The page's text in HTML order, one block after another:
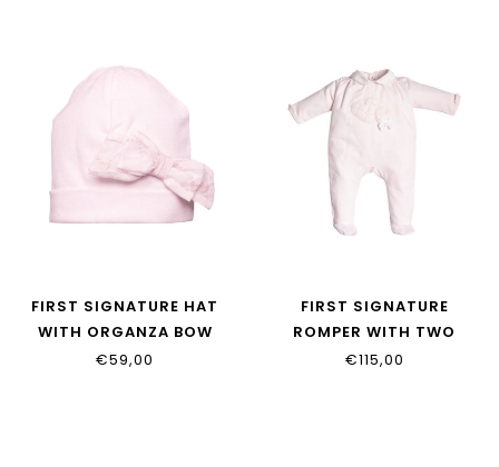
FIRST SIGNATURE HAT
WITH ORGANZA BOW
6205005_0404
€59,00
FIRST SIGNATURE
ROMPER WITH TWO
HEARTS 6203104_0404
€115,00